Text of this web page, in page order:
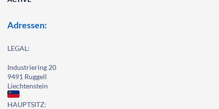
Adressen:
LEGAL:
Industriering 20
9491 Ruggell
Liechtenstein
HAUPTSITZ: